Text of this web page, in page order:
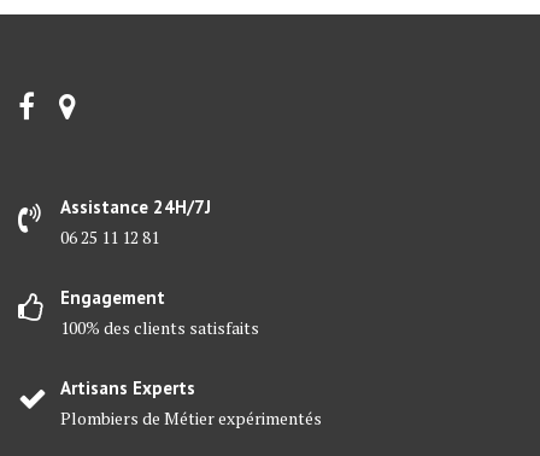
Assistance 24H/7J
06 25 11 12 81
Engagement
100% des clients satisfaits
Artisans Experts
Plombiers de Métier expérimentés